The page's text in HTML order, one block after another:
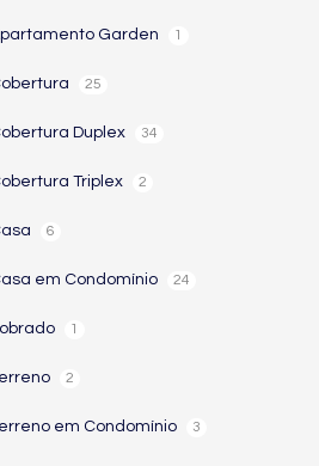
Garden 1
25
Duplex 34
Triplex 2
6
em Condomínio 24
1
2
em Condomínio 3